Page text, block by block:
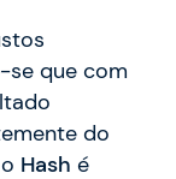
que com
do
Hash é